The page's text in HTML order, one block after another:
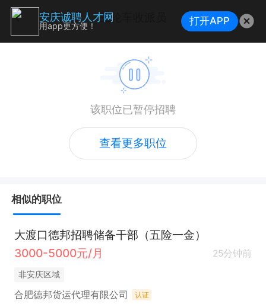
三轮车收派员
该职位已暂停招聘
查看更多职位
相似的职位
大渡口德邦招聘储备干部（五险一金）
3000-5000元/月
25分钟前
非安庆区域
合肥德邦货运代理有限公司 认证
安庆诚聘人才网
用app更方便！ 打开APP